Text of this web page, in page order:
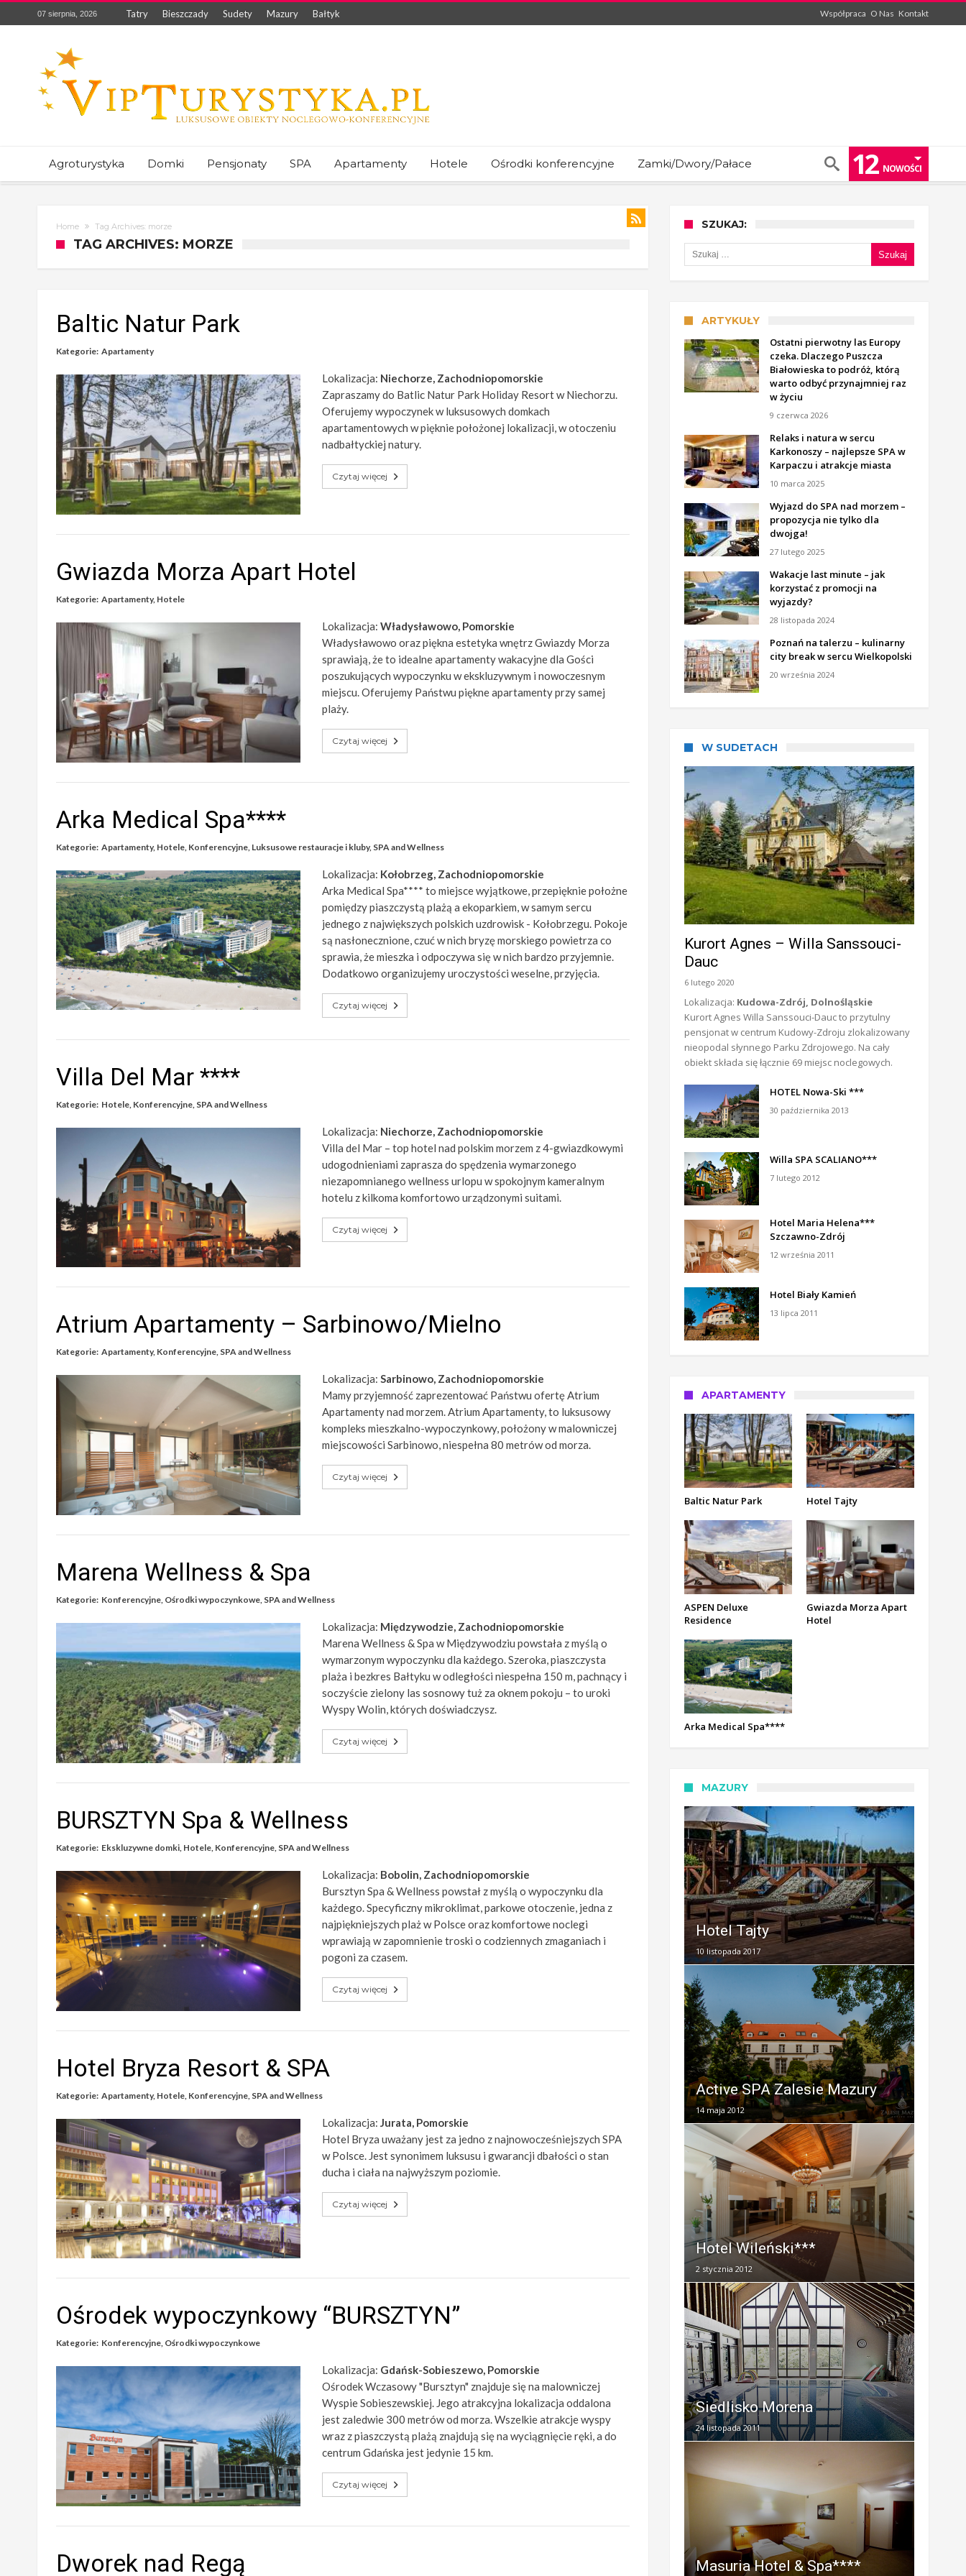
07 sierpnia, 2026 Tatry Bieszczady Sudety Mazury Bałtyk Współpraca O Nas Kontakt
Agroturystyka Domki Pensjonaty SPA Apartamenty Hotele Ośrodki konferencyjne Zamki/Dwory/Pałace 12 NOWOŚCI
Home Tag Archives: morze
TAG ARCHIVES: MORZE
Baltic Natur Park
Kategorie: Apartamenty
Lokalizacja: Niechorze, Zachodniopomorskie
Zapraszamy do Batlic Natur Park Holiday Resort w Niechorzu.
Oferujemy wypoczynek w luksusowych domkach
apartamentowych w pięknie położonej lokalizacji, w otoczeniu
nadbałtyckiej natury.
Czytaj więcej
Gwiazda Morza Apart Hotel
Kategorie: Apartamenty, Hotele
Lokalizacja: Władysławowo, Pomorskie
Władysławowo oraz piękna estetyka wnętrz Gwiazdy Morza
sprawiają, że to idealne apartamenty wakacyjne dla Gości
poszukujących wypoczynku w ekskluzywnym i nowoczesnym
miejscu. Oferujemy Państwu piękne apartamenty przy samej
plaży.
Czytaj więcej
Arka Medical Spa****
Kategorie: Apartamenty, Hotele Konferencyjne Luksusowe restauracje i kluby, SPA and Wellness
Lokalizacja: Kołobrzeg, Zachodniopomorskie
Arka Medical Spa**** to miejsce wyjątkowe, przepięknie położne
pomiędzy piaszczystą plażą a ekoparkiem, w samym sercu
jednego z największych polskich uzdrowisk - Kołobrzegu. Pokoje
są nasłonecznione, czuć w nich bryzę morskiego powietrza co
sprawia, że mieszka i odpoczywa się w nich bardzo przyjemnie.
Dodatkowo organizujemy uroczystości weselne, przyjęcia.
Czytaj więcej
Villa Del Mar ****
Kategorie: Hotele Konferencyjne SPA and Wellness
Lokalizacja: Niechorze, Zachodniopomorskie
Villa del Mar – top hotel nad polskim morzem z 4-gwiazdkowymi
udogodnieniami zaprasza do spędzenia wymarzonego
niezapomnianego wellness urlopu w spokojnym kameralnym
hotelu z kilkoma komfortowo urządzonymi suitami.
Czytaj więcej
Atrium Apartamenty – Sarbinowo/Mielno
Kategorie: Apartamenty, Konferencyjne, SPA and Wellness
Lokalizacja: Sarbinowo, Zachodniopomorskie
Mamy przyjemność zaprezentować Państwu ofertę Atrium
Apartamenty nad morzem. Atrium Apartamenty, to luksusowy
kompleks mieszkalno-wypoczynkowy, położony w malowniczej
miejscowości Sarbinowo, niespełna 80 metrów od morza.
Czytaj więcej
Marena Wellness & Spa
Kategorie: Konferencyjne, Ośrodki wypoczynkowe, SPA and Wellness
Lokalizacja: Międzywodzie, Zachodniopomorskie
Marena Wellness & Spa w Międzywodziu powstała z myślą o
wymarzonym wypoczynku dla każdego. Szeroka, piaszczysta
plaża i bezkres Bałtyku w odległości niespełna 150 m, pachnący i
soczyście zielony las sosnowy tuż za oknem pokoju – to uroki
Wyspy Wolin, których doświadczysz.
Czytaj więcej
BURSZTYN Spa & Wellness
Kategorie: Ekskluzywne domki Hotele Konferencyjne SPA and Wellness
Lokalizacja: Bobolin, Zachodniopomorskie
Bursztyn Spa & Wellness powstał z myślą o wypoczynku dla
każdego. Specyficzny mikroklimat, parkowe otoczenie, jedna z
najpiękniejszych plaż w Polsce oraz komfortowe noclegi
wprawiają w zapomnienie troski o codziennych zmaganiach i
pogoni za czasem.
Czytaj więcej
Hotel Bryza Resort & SPA
Kategorie: Apartamenty, Hotele Konferencyjne SPA and Wellness
Lokalizacja: Jurata, Pomorskie
Hotel Bryza uważany jest za jedno z najnowocześniejszych SPA
w Polsce. Jest synonimem luksusu i gwarancji dbałości o stan
ducha i ciała na najwyższym poziomie.
Czytaj więcej
Ośrodek wypoczynkowy “BURSZTYN”
Kategorie: Konferencyjne, Ośrodki wypoczynkowe
Lokalizacja: Gdańsk-Sobieszewo, Pomorskie
Ośrodek Wczasowy "Bursztyn" znajduje się na malowniczej
Wyspie Sobieszewskiej. Jego atrakcyjna lokalizacja oddalona
jest zaledwie 300 metrów od morza. Wszelkie atrakcje wyspy
wraz z piaszczystą plażą znajdują się na wyciągnięcie ręki, a do
centrum Gdańska jest jedynie 15 km.
Czytaj więcej
Dworek nad Regą
SZUKAJ:
Szukaj:
ARTYKUŁY
Ostatni pierwotny las Europy
czeka. Dlaczego Puszcza
Białowieska to podróż, którą
warto odbyć przynajmniej raz
w życiu
9 czerwca 2026
Relaks i natura w sercu
Karkonoszy – najlepsze SPA w
Karpaczu i atrakcje miasta
10 marca 2025
Wyjazd do SPA nad morzem –
propozycja nie tylko dla
dwojga!
27 lutego 2025
Wakacje last minute – jak
korzystać z promocji na
wyjazdy?
28 listopada 2024
Poznań na talerzu – kulinarny
city break w sercu Wielkopolski
20 września 2024
W SUDETACH
Kurort Agnes – Willa Sanssouci-
Dauc
6 lutego 2020
Lokalizacja: Kudowa-Zdrój, Dolnośląskie
Kurort Agnes Willa Sanssouci-Dauc to przytulny
pensjonat w centrum Kudowy-Zdroju zlokalizowany
nieopodal słynnego Parku Zdrojowego. Na cały
obiekt składa się łącznie 69 miejsc noclegowych.
HOTEL Nowa-Ski ***
30 października 2013
Willa SPA SCALIANO***
7 lutego 2012
Hotel Maria Helena***
Szczawno-Zdrój
12 września 2011
Hotel Biały Kamień
13 lipca 2011
APARTAMENTY
Baltic Natur Park Hotel Tajty
ASPEN Deluxe
Residence
Gwiazda Morza Apart
Hotel
Arka Medical Spa****
MAZURY
Hotel Tajty
10 listopada 2017
Active SPA Zalesie Mazury
14 maja 2012
Hotel Wileński***
2 stycznia 2012
Siedlisko Morena
24 listopada 2011
Masuria Hotel & Spa****